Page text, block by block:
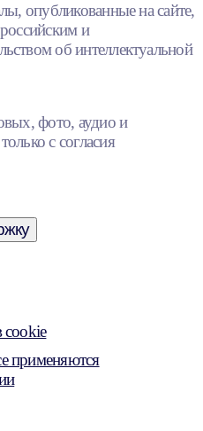
опубликованные на сайте,
и
об интеллектуальной
фото, аудио и
с согласия
cookie
применяются